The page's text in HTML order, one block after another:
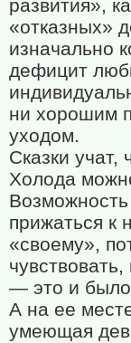
развития»,
«отказных»
изначально
дефицит
ни хорошим
уходом.
Сказки учат,
Холода
прижаться к
«своему»,
— это и было
А на ее
умеющая